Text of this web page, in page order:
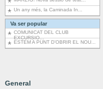
Un any més, la Caminada In...
Va ser popular
COMUNICAT DEL CLUB
EXCURSIO...
ESTEM A PUNT D’OBRIR EL NOU...
General